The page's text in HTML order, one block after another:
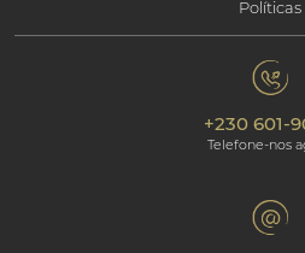
Maurícias
Os nossos
Programa de
Responsabilidade
The Art of
Contacte-
Galeria de
Beachcomber
Área
Políticas
Política de
Política de
Termos e
+230 601-
Telefone-nos